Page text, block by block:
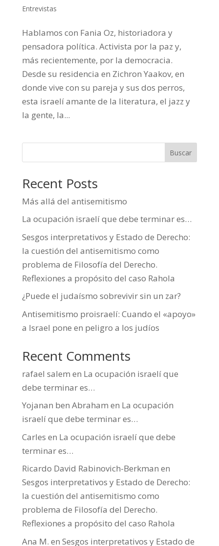
Entrevistas
Hablamos con Fania Oz, historiadora y
pensadora política. Activista por la paz y,
más recientemente, por la democracia.
Desde su residencia en Zichron Yaakov, en
donde vive con su pareja y sus dos perros,
esta israelí amante de la literatura, el jazz y
la gente, la...
Buscar
Recent Posts
Más allá del antisemitismo
La ocupación israelí que debe terminar es…
Sesgos interpretativos y Estado de Derecho:
la cuestión del antisemitismo como
problema de Filosofía del Derecho.
Reflexiones a propósito del caso Rahola
¿Puede el judaísmo sobrevivir sin un zar?
Antisemitismo proisraelí: Cuando el «apoyo»
a Israel pone en peligro a los judíos
Recent Comments
rafael salem en La ocupación israelí que
debe terminar es…
Yojanan ben Abraham en La ocupación
israelí que debe terminar es…
Carles en La ocupación israelí que debe
terminar es…
Ricardo David Rabinovich-Berkman en
Sesgos interpretativos y Estado de Derecho:
la cuestión del antisemitismo como
problema de Filosofía del Derecho.
Reflexiones a propósito del caso Rahola
Ana M. en Sesgos interpretativos y Estado de